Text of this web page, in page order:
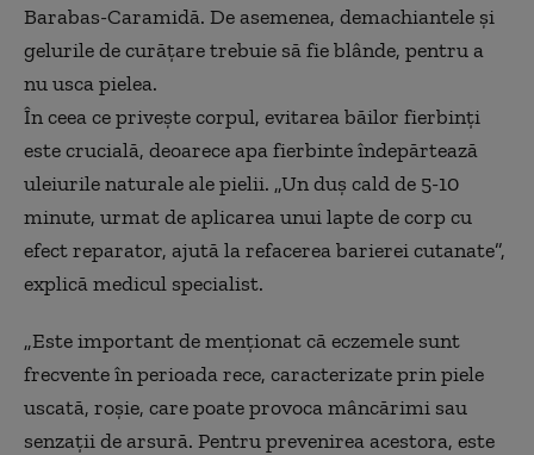
Barabas-Caramidă. De asemenea, demachiantele și
gelurile de curățare trebuie să fie blânde, pentru a
nu usca pielea.
În ceea ce privește corpul, evitarea băilor fierbinți
este crucială, deoarece apa fierbinte îndepărtează
uleiurile naturale ale pielii. „Un duș cald de 5-10
minute, urmat de aplicarea unui lapte de corp cu
efect reparator, ajută la refacerea barierei cutanate”,
explică medicul specialist.
„Este important de menționat că eczemele sunt
frecvente în perioada rece, caracterizate prin piele
uscată, roșie, care poate provoca mâncărimi sau
senzații de arsură. Pentru prevenirea acestora, este